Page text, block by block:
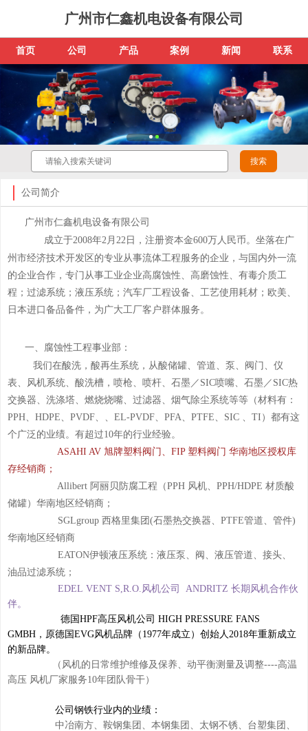
广州市仁鑫机电设备有限公司
首页 公司 产品 案例 新闻 联系
公司简介
广州市仁鑫机电设备有限公司
成立于2008年2月22日，注册资本金600万人民币。坐落在广
州市经济技术开发区的专业从事流体工程服务的企业，与国内外一流
的企业合作，专门从事工业企业高腐蚀性、高磨蚀性、有毒介质工
程；过滤系统；液压系统；汽车厂工程设备、工艺使用耗材；欧美、
日本进口备品备件，为广大工厂客户群体服务。
一、腐蚀性工程事业部：
我们在酸洗，酸再生系统，从酸储罐、管道、泵、阀门、仪
表、风机系统、酸洗槽，喷枪、喷杆、石墨／SIC喷嘴、石墨／SIC热
交换器、洗涤塔、燃烧烧嘴、过滤器、烟气除尘系统等等（材料有：
PPH、HDPE、PVDF、、EL-PVDF、PFA、PTFE、SIC 、TI）都有这
个广泛的业绩。有超过10年的行业经验。
ASAHI AV 旭牌塑料阀门、FIP 塑料阀门 华南地区授权库
存经销商；
Allibert 阿丽贝防腐工程（PPH 风机、PPH/HDPE 材质酸
储罐）华南地区经销商；
SGLgroup 西格里集团(石墨热交换器、PTFE管道、管件)
华南地区经销商
EATON伊顿液压系统：液压泵、阀、液压管道、接头、
油品过滤系统；
EDELVENT S,R.O. 风机公司 ANDRITZ 长期风机合作伙
伴。
德国HPF高压风机公司 HIGH PRESSURE FANS
GMBH，原德国EVG风机品牌（1977年成立）创始人2018年重新成立
的新品牌。
（风机的日常维护维修及保养、动平衡测量及调整----高温
高压 风机厂家服务10年团队骨干）
公司钢铁行业内的业绩：
中冶南方、鞍钢集团、本钢集团、太钢不锈、台塑集团、